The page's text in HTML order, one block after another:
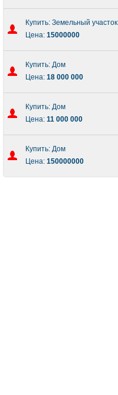
Купить: Земельный участок
Цена: 15000000
Купить: Дом
Цена: 18 000 000
Купить: Дом
Цена: 11 000 000
Купить: Дом
Цена: 150000000